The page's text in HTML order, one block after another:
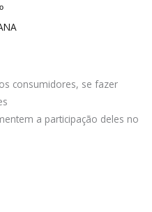
consumidores, se fazer
a participação deles no